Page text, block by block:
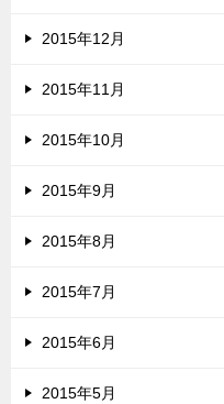
2015年12月
2015年11月
2015年10月
2015年9月
2015年8月
2015年7月
2015年6月
2015年5月